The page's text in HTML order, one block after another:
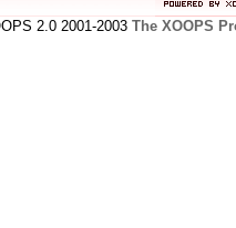
2.0 2001-2003 The XOOPS